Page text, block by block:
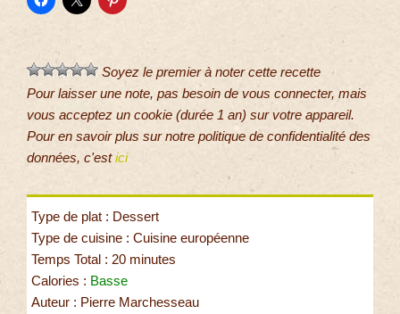
Soyez le premier à noter cette recette
Pour laisser une note, pas besoin de vous connecter, mais
vous acceptez un cookie (durée 1 an) sur votre appareil.
Pour en savoir plus sur notre politique de confidentialité des
données, c'estici
Type de plat : Dessert
Type de cuisine : Cuisine européenne
Temps Total : 20 minutes
Calories : Basse
Auteur : Pierre Marchesseau